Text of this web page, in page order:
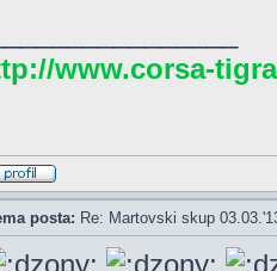
www.corsa-
posta: Re: Martovski skup